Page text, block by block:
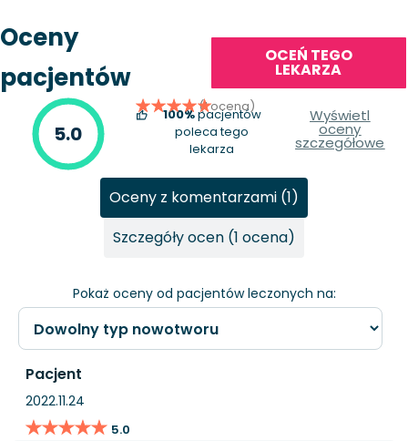
Oceny
pacjentów
OCEŃ TEGO
LEKARZA
5.0
(1 ocena)
100%pacjentów
poleca tego
lekarza
Wyświetl
oceny
szczegółowe
Pokaż oceny od pacjentów leczonych na:
Oceny z komentarzami (1)
Szczegóły ocen (1 ocena)
Pacjent
2022.11.24
★★★★★
★★★★★ 5.0